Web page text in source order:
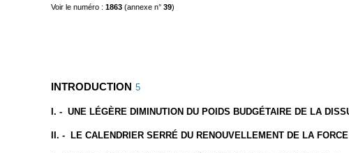
Voir le numéro : 1863 (annexe n° 39)
INTRODUCTION 5
I. - UNE LÉGÈRE DIMINUTION DU POIDS BUDGÉTAIRE DE LA
II. - LE CALENDRIER SERRÉ DU RENOUVELLEMENT DE LA